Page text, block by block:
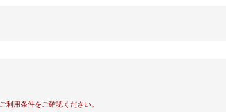
利用条件をご確認ください。